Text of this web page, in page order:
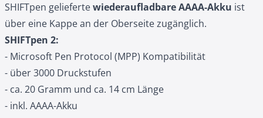
SHIFTpen geliefertewiederaufladbare AAAA-Akku ist
über eine Kappe an der Oberseite zugänglich.
SHIFTpen 2:
- Microsoft Pen Protocol (MPP) Kompatibilität
- über 3000 Druckstufen
- ca. 20 Gramm und ca. 14 cm Länge
- inkl. AAAA-Akku